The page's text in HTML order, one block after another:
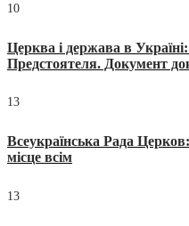
10
Церква і держава в
Предстоятеля. Документ
13
Всеукраїнська Рада
місце всім
13